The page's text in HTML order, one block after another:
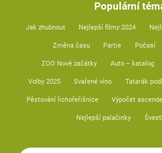
Populární
Jak zhubnout Nejlepší filmy 2024
Změna času Partie Počasí
ZOO Nové začátky Auto – katalog
Volby 2025 Svařené víno Tatarák
Pěstování lichořeřišnice Výpočet
Nejlepší palačinky